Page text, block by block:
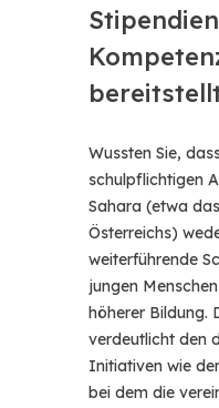
Telegram
Wussten Sie,
schulpflichtigen
Sahara (etwa
Österreichs)
weiterführende
jungen
höherer Bildung.
verdeutlicht den
Initiativen wie
bei dem die